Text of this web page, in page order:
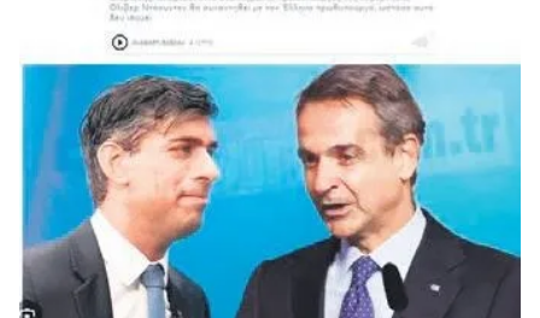
reklam/pazarlama faaliyetlerinin yapılması, amaçlarıyla
sınırlı olarak açık rızanız dahilinde kullanılacaktır.
Çerezlere ilişkin tercihlerinizi aşağıda yer alan panel
vasıtasıyla belirleyebilirsiniz. Çerezlere ilişkin detaylı bilgi
için Ayarlar butonuna tıklayabilir,Çerez Bilgilendirme
Metnimiziziyaret edebilirsiniz.
6698 sayılı Kişisel Verilerin Korunması Kanunu uyarınca
hazırlanmış Aydınlatma Metnimizi okumak ve sitemizde
ilgili mevzuata uygun olarak kullanılan çerezlerle ilgili bilgi